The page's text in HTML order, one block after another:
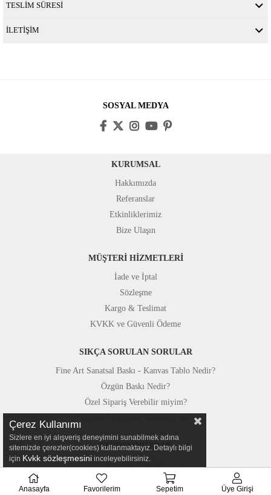
TESLİM SÜRESİ
İLETİŞİM
SOSYAL MEDYA
KURUMSAL
Hakkımızda
Referanslar
Etkinliklerimiz
Bize Ulaşın
MÜŞTERİ HİZMETLERİ
İade ve İptal
Sözleşme
Kargo & Teslimat
KVKK ve Güvenli Ödeme
SIKÇA SORULAN SORULAR
Fine Art Sanatsal Baskı - Kanvas Tablo Nedir?
Özgün Baskı Nedir?
Özel Sipariş Verebilir miyim?
STÜDYOMUZDAN
Fotoğraf Kareleri
Basında Canvastar
Çerez Kullanımı
Sizlere en iyi alışveriş deneyimini sunabilmek adına
sitemizde çerezler(cookies) kullanmaktayız. Detaylı bilgi
için Kvkk sözleşmesini inceleyebilirsiniz.
Anasayfa Favorilerim Sepetim Üye Girişi